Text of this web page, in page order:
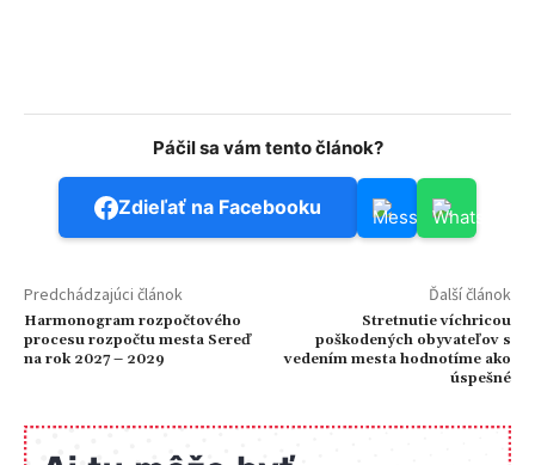
Páčil sa vám tento článok?
Zdieľať na Facebooku
Predchádzajúci článok
Harmonogram rozpočtového
procesu rozpočtu mesta Sereď
na rok 2027 – 2029
Ďalší článok
Stretnutie víchricou
poškodených obyvateľov s
vedením mesta hodnotíme ako
úspešné